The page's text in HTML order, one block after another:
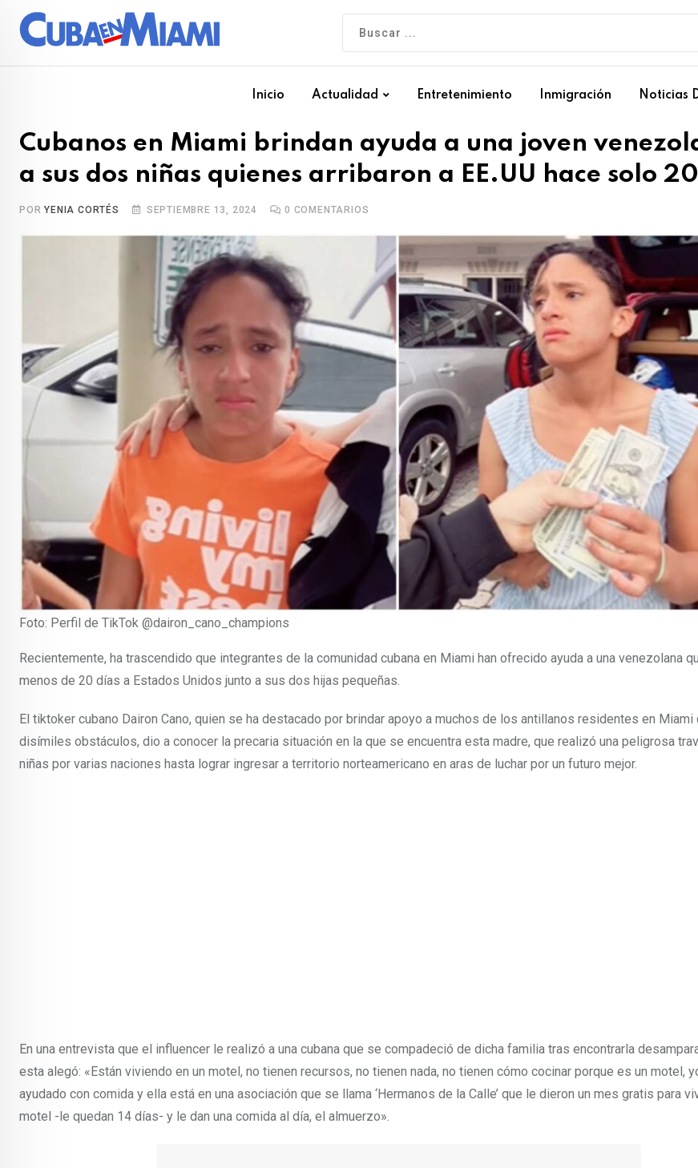
Inicio Actualidad Entretenimiento Inmigración Noticias
Cubanos en Miami brindan ayuda a una joven
a sus dos niñas quienes arribaron a EE.UU hace solo
PORYENIA CORTÉS SEPTIEMBRE 13, 2024 0 COMENTARIOS
Foto: Perfil de TikTok @dairon_cano_champions
Recientemente, ha trascendido que integrantes de la comunidad cubana en Miami han ofrecido ayuda a una venezolana
menos de 20 días a Estados Unidos junto a sus dos hijas pequeñas.
El tiktoker cubano Dairon Cano, quien se ha destacado por brindar apoyo a muchos de los antillanos residentes en Miami
disímiles obstáculos, dio a conocer la precaria situación en la que se encuentra esta madre, que realizó una peligrosa
niñas por varias naciones hasta lograr ingresar a territorio norteamericano en aras de luchar por un futuro mejor.
En una entrevista que el influencer le realizó a una cubana que se compadeció de dicha familia tras encontrarla
esta alegó: «Están viviendo en un motel, no tienen recursos, no tienen nada, no tienen cómo cocinar porque es un motel,
ayudado con comida y ella está en una asociación que se llama ‘Hermanos de la Calle’ que le dieron un mes gratis para
motel -le quedan 14 días- y le dan una comida al día, el almuerzo».